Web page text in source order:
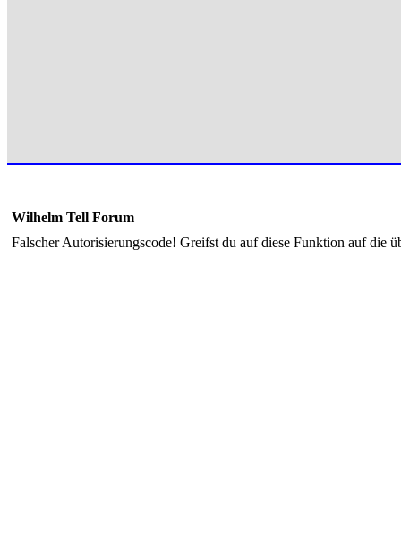
Wilhelm Tell Forum
Falscher Autorisierungscode! Greifst du auf diese Funktion auf die